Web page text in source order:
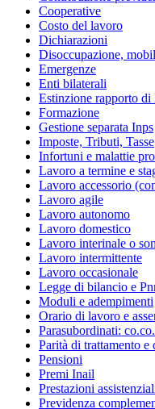
Cooperative
Costo del lavoro
Dichiarazioni
Disoccupazione,
Emergenze
Enti bilaterali
Estinzione rapporto di
Formazione
Gestione separata Inps
Imposte, Tributi, Tasse
Infortuni e malattie
Lavoro a termine e
Lavoro accessorio
Lavoro agile
Lavoro autonomo
Lavoro domestico
Lavoro interinale o
Lavoro intermittente
Lavoro occasionale
Legge di bilancio e
Moduli e adempimenti
Orario di lavoro e
Parasubordinati:
Parità di trattamento
Pensioni
Premi Inail
Prestazioni
Previdenza